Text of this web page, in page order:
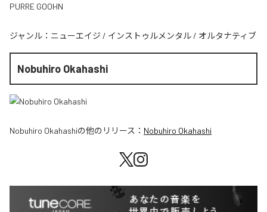
PURRE GOOHN
ジャンル： ニューエイジ / インストゥルメンタル / オルタナティブ
Nobuhiro Okahashi
Nobuhiro Okahashiの他のリリース： Nobuhiro Okahashi